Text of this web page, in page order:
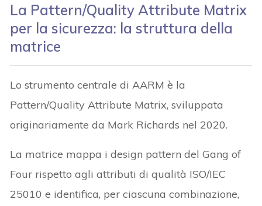
La Pattern/Quality Attribute Matrix
per la sicurezza: la struttura della
matrice
Lo strumento centrale di AARM è la
Pattern/Quality Attribute Matrix, sviluppata
originariamente da Mark Richards nel 2020.
La matrice mappa i design pattern del Gang of
Four rispetto agli attributi di qualità ISO/IEC
25010 e identifica, per ciascuna combinazione,